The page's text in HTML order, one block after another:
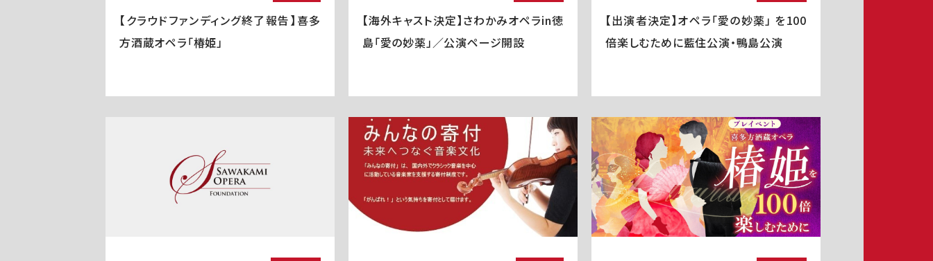
【クラウドファンディング終了報告】喜多
方酒蔵オペラ「椿姫」
【海外キャスト決定】さわかみオペラin徳
島「愛の妙薬」／公演ページ開設
【出演者決定】オペラ「愛の妙薬」 を100
倍楽しむために藍住公演・鴨島公演